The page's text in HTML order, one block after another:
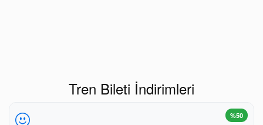
Tren Bileti İndirimleri
%50